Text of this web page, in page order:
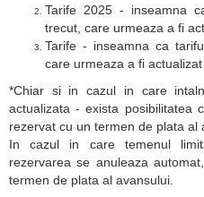
Tarife 2025 - inseamna
trecut, care urmeaza a fi
Tarife - inseamna ca
care urmeaza a fi
*Chiar si in cazul in care
actualizata - exista posibilitatea
rezervat cu un termen de plata al
In cazul in care temenul
rezervarea se anuleaza
termen de plata al avansului.